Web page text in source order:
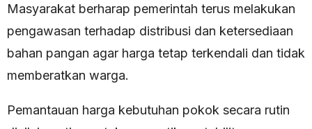
Masyarakat berharap pemerintah terus melakukan
pengawasan terhadap distribusi dan ketersediaan
bahan pangan agar harga tetap terkendali dan tidak
memberatkan warga.
Pemantauan harga kebutuhan pokok secara rutin